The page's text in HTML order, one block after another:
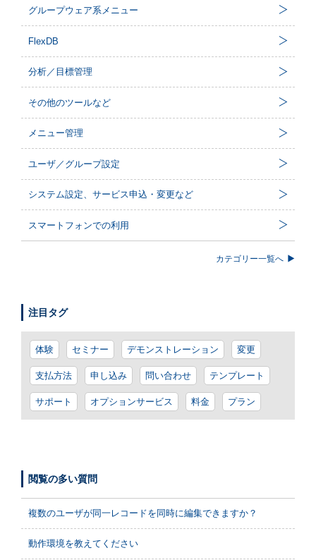
グループウェア系メニュー
FlexDB
分析／目標管理
その他のツールなど
メニュー管理
ユーザ／グループ設定
システム設定、サービス申込・変更など
スマートフォンでの利用
カテゴリー一覧へ
注目タグ
体験 セミナー デモンストレーション 変更
支払方法 申し込み 問い合わせ テンプレート
サポート オプションサービス 料金 プラン
閲覧の多い質問
複数のユーザが同一レコードを同時に編集できますか？
動作環境を教えてください